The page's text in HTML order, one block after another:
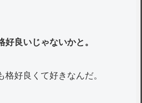
好良いじゃないかと。
格好良くて好きなんだ。